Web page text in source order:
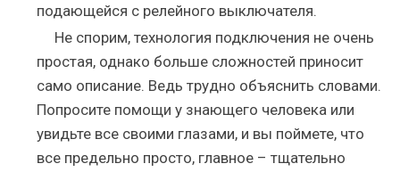
подающейся с релейного выключателя.
Не спорим, технология подключения не очень
простая, однако больше сложностей приносит
само описание. Ведь трудно объяснить словами.
Попросите помощи у знающего человека или
увидьте все своими глазами, и вы поймете, что
все предельно просто, главное – тщательно